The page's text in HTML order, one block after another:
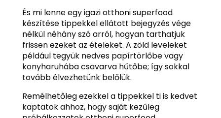
És mi lenne egy igazi otthoni superfood
készítése tippekkel ellátott bejegyzés vége
nélkül néhány szó arról, hogyan tarthatjuk
frissen ezeket az ételeket. A zöld leveleket
például tegyük nedves papírtörlőbe vagy
konyharuhába csavarva hűtőbe; így sokkal
tovább élvezhetünk belőlük.
Remélhetőleg ezekkel a tippekkel ti is kedvet
kaptatok ahhoz, hogy saját kezűleg